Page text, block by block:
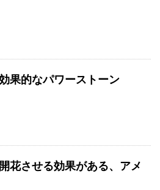
果的なパワーストーン
花させる効果がある、アメ